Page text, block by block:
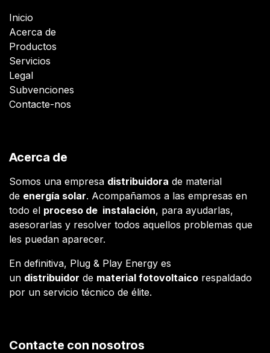
Inicio
Acerca de
Productos
Servicios
Legal
Subvenciones
Contacte-nos
Acerca de
Somos una empresa distribuidora de material
de energía solar. Acompañamos a las empresas en
todo el proceso de instalación, para ayudarlas,
asesorarlas y resolver todos aquellos problemas que
les puedan aparecer.
En definitiva, Plug & Play Energy es
un distribuidor de material fotovoltaico respaldado
por un servicio técnico de élite.
Contacte con nosotros